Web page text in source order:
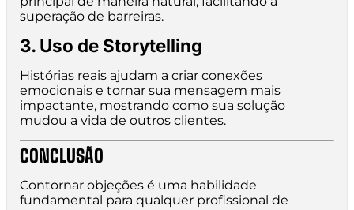
superação de barreiras.
3. Uso de Storytelling
Histórias reais ajudam a criar conexões
emocionais e tornar sua mensagem mais
impactante, mostrando como sua solução
mudou a vida de outros clientes.
CONCLUSÃO
Contornar objeções é uma habilidade
fundamental para qualquer profissional de